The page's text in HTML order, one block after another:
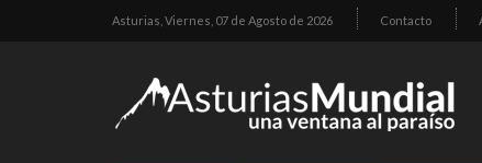
Asturias, Viernes, 07 de Agosto de 2026 Contacto